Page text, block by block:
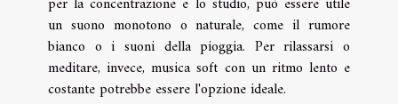
un suono monotono o naturale, come il rumore
bianco o i suoni della pioggia. Per rilassarsi o
meditare, invece, musica soft con un ritmo lento e
costante potrebbe essere l'opzione ideale.